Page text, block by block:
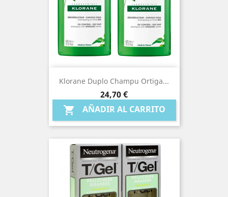
Klorane Duplo Champu Ortiga...
Precio
24,70 €
 AÑADIR AL CARRITO